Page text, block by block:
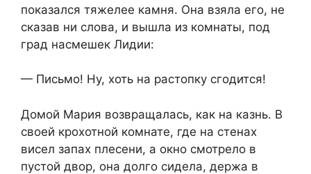
показался тяжелее камня. Она взяла его, не
сказав ни слова, и вышла из комнаты, под
град насмешек Лидии:
— Письмо! Ну, хоть на растопку сгодится!
Домой Мария возвращалась, как на казнь. В
своей крохотной комнате, где на стенах
висел запах плесени, а окно смотрело в
пустой двор, она долго сидела, держа в